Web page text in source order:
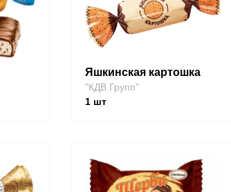
Яшкинская картошка
"КДВ Групп"
1 шт